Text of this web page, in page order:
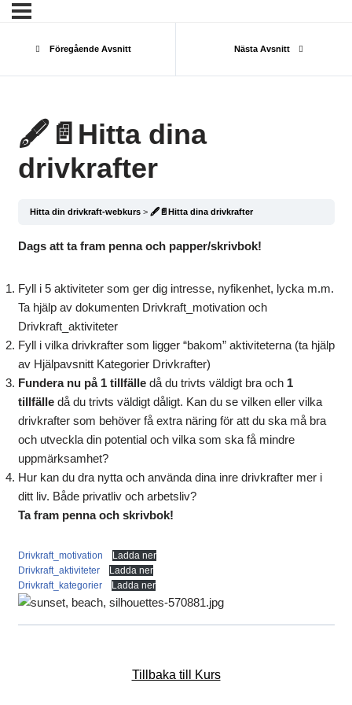
Föregående Avsnitt Nästa Avsnitt
🖋️📄Hitta dina
drivkrafter
Hitta din drivkraft-webkurs 🖋️📄Hitta dina drivkrafter
Dags att ta fram penna och papper/skrivbok!
Fyll i 5 aktiviteter som ger dig intresse, nyfikenhet, lycka m.m.
Ta hjälp av dokumenten Drivkraft_motivation och
Drivkraft_aktiviteter
Fyll i vilka drivkrafter som ligger “bakom” aktiviteterna (ta hjälp
av Hjälpavsnitt Kategorier Drivkrafter)
Fundera nu på 1 tillfälledå du trivts väldigt bra och 1
tillfälle då du trivts väldigt dåligt. Kan du se vilken eller vilka
drivkrafter som behöver få extra näring för att du ska må bra
och utveckla din potential och vilka som ska få mindre
uppmärksamhet?
Hur kan du dra nytta och använda dina inre drivkrafter mer i
ditt liv. Både privatliv och arbetsliv?
Ta fram penna och skrivbok!
Drivkraft_motivation
Ladda ner
Drivkraft_aktiviteter
Ladda ner
Drivkraft_kategorier
Ladda ner
Tillbaka till Kurs